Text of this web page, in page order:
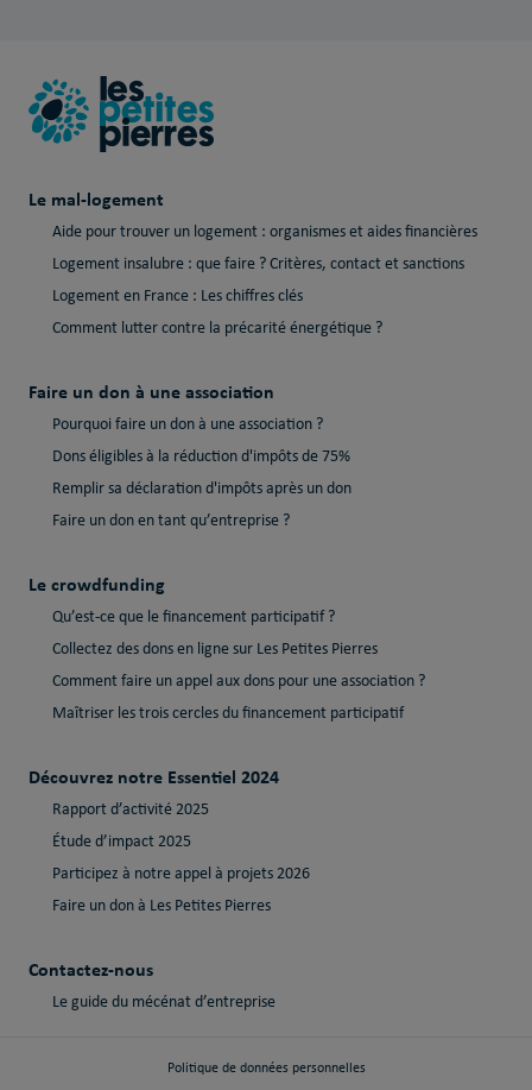
Le mal-logement
Aide pour trouver un logement : organismes et aides financières
Logement insalubre : que faire ? Critères, contact et sanctions
Logement en France : Les chiffres clés
Comment lutter contre la précarité énergétique ?
Faire un don à une association
Pourquoi faire un don à une association ?
Dons éligibles à la réduction d'impôts de 75%
Remplir sa déclaration d'impôts après un don
Faire un don en tant qu’entreprise ?
Le crowdfunding
Qu’est-ce que le financement participatif ?
Collectez des dons en ligne sur Les Petites Pierres
Comment faire un appel aux dons pour une association ?
Maîtriser les trois cercles du financement participatif
Découvrez notre Essentiel 2024
Rapport d’activité 2025
Étude d’impact 2025
Participez à notre appel à projets 2026
Faire un don à Les Petites Pierres
Contactez-nous
Le guide du mécénat d’entreprise
Politique de données personnelles